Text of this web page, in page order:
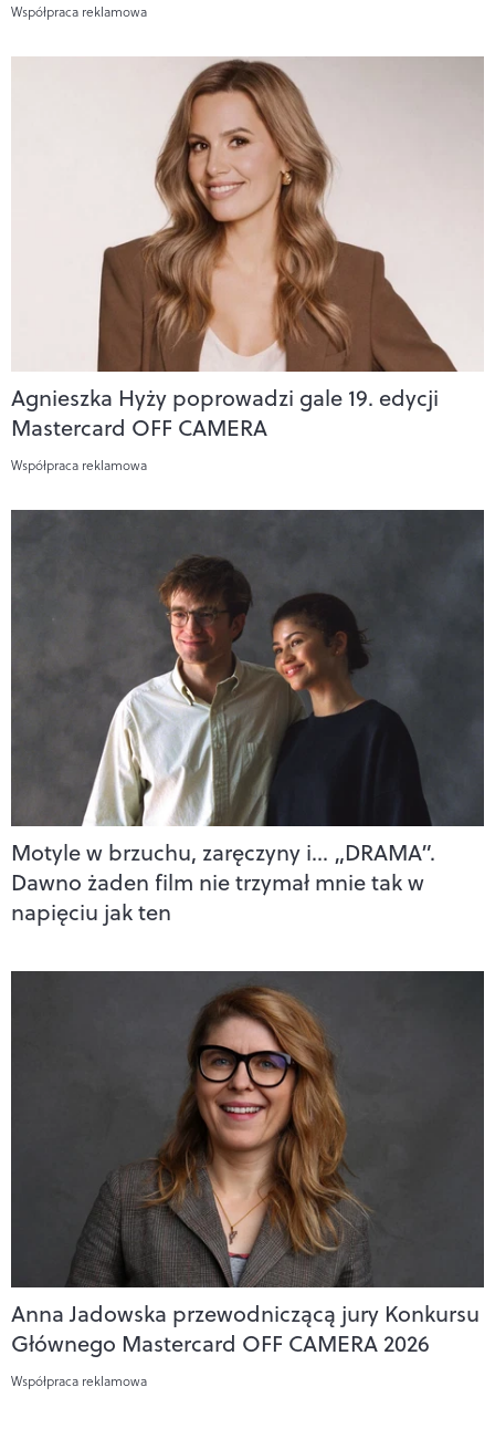
Współpraca reklamowa
Agnieszka Hyży poprowadzi gale 19. edycji
Mastercard OFF CAMERA
Współpraca reklamowa
Motyle w brzuchu, zaręczyny i… „DRAMA”.
Dawno żaden film nie trzymał mnie tak w
napięciu jak ten
Anna Jadowska przewodniczącą jury Konkursu
Głównego Mastercard OFF CAMERA 2026
Współpraca reklamowa